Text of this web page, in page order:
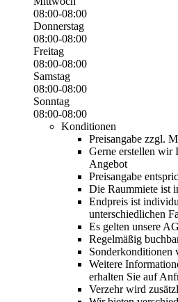
08:00-08:00
Donnerstag
08:00-08:00
Freitag
08:00-08:00
Samstag
08:00-08:00
Sonntag
08:00-08:00
Konditionen
Preisangabe zzgl.
Gerne erstellen wir
Angebot
Preisangabe
Die Raummiete ist
Endpreis ist
unterschiedlichen
Es gelten unsere
Regelmäßig
Sonderkonditionen
Weitere
erhalten Sie auf
Verzehr wird